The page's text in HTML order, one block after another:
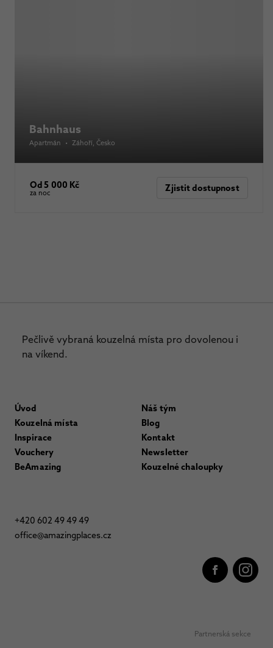
Bahnhaus
Apartmán • Záhoří , Česko
Od 5 000 Kč
za noc Zjistit dostupnost
Pečlivě vybraná kouzelná místa pro dovolenou i
na víkend.
Úvod
Kouzelná místa
Inspirace
Vouchery
BeAmazing
Náš tým
Blog
Kontakt
Newsletter
Kouzelné chaloupky
+420 602 49 49 49
office@amazingplaces.cz
Partnerská sekce